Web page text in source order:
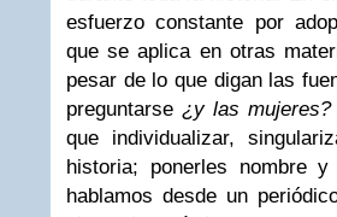
esfuerzo constante por
que se aplica en otras
pesar de lo que digan las
preguntarse ¿y las
que individualizar,
historia; ponerles nombre
hablamos desde un